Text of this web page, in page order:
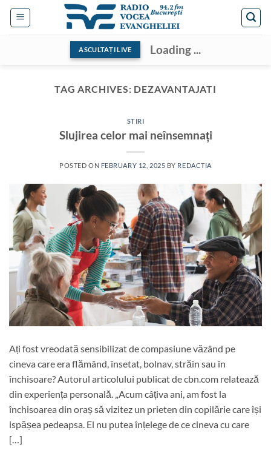
Skip
ASCULTAȚI LIVE Loading ...
TAG ARCHIVES: DEZAVANTAJATI
STIRI
Slujirea celor mai neînsemnați
POSTED ON FEBRUARY 12, 2025 BY REDACTIA
Ați fost vreodată sensibilizat de compasiune văzând pe
cineva care era flămând, însetat, bolnav, străin sau în
închisoare? Autorul articolului publicat de cbn.com relatează
din experiența personală. „Acum câțiva ani, am fost la
închisoarea din oraș să vizitez un prieten din copilărie care își
ispășea pedeapsa. El nu putea înțelege de ce cineva cu care
[…]